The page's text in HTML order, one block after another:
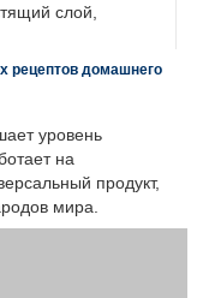
слой,
рецептов домашнего
уровень
на
продукт,
мира.